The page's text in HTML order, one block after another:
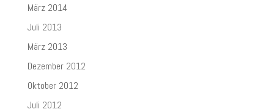
März 2014
Juli 2013
März 2013
Dezember 2012
Oktober 2012
Juli 2012